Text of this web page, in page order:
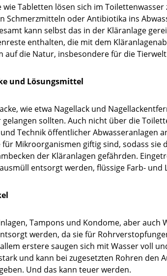
wie Tabletten lösen sich im
Schmerzmitteln oder Antibiotika ins
kann selbst das in der Kläranlage
enthalten, die mit dem
auf die Natur, insbesondere für die
und Lösungsmittel
wie etwa Nagellack und
gelangen sollten. Auch nicht über die
Technik öffentlicher Abwasseranlagen
Mikroorganismen giftig sind, sodass sie
der Kläranlagen gefährden.
entsorgt werden, flüssige Farb-
Tampons und Kondome, aber auch
werden, da sie für
erstere saugen sich mit Wasser voll
und kann bei zugesetzten Rohren den
Und das kann teuer werden.